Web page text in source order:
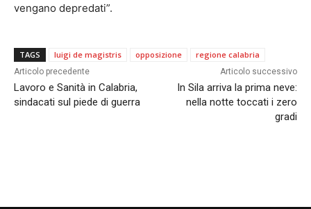
vengano depredati”.
TAGS luigi de magistris opposizione regione calabria
Articolo precedente
Lavoro e Sanità in Calabria,
sindacati sul piede di guerra
Articolo successivo
In Sila arriva la prima neve:
nella notte toccati i zero
gradi